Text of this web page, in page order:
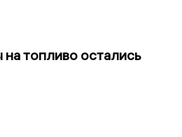
топливо остались